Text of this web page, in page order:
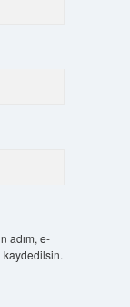
adım, e-
kaydedilsin.